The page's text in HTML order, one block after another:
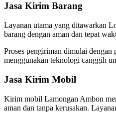
Jasa Kirim Barang
Layanan utama yang ditawarkan
barang dengan aman dan tepat
Proses pengiriman dimulai
menggunakan teknologi canggih
Jasa Kirim Mobil
Kirim mobil Lamongan Ambon
aman dan tanpa kerusakan.